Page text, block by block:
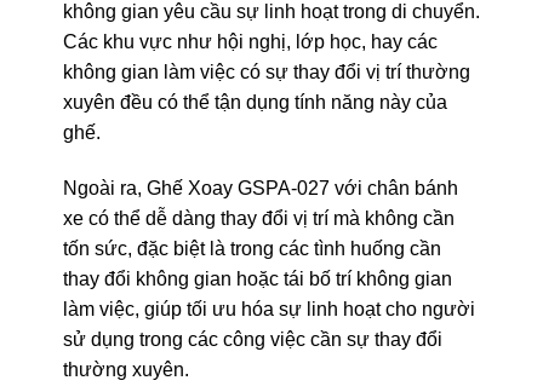
không gian yêu cầu sự linh hoạt trong di chuyển.
Các khu vực như hội nghị, lớp học, hay các
không gian làm việc có sự thay đổi vị trí thường
xuyên đều có thể tận dụng tính năng này của
ghế.
Ngoài ra, Ghế Xoay GSPA-027 với chân bánh
xe có thể dễ dàng thay đổi vị trí mà không cần
tốn sức, đặc biệt là trong các tình huống cần
thay đổi không gian hoặc tái bố trí không gian
làm việc, giúp tối ưu hóa sự linh hoạt cho người
sử dụng trong các công việc cần sự thay đổi
thường xuyên.